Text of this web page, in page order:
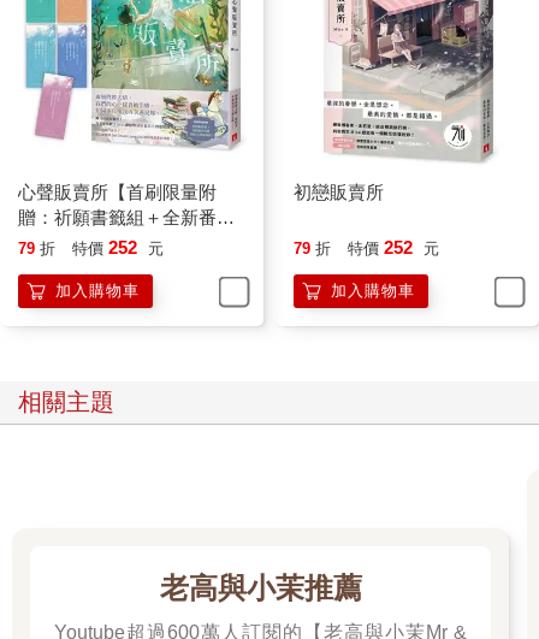
「是他嚇我才會這樣的！」我也不甘示弱。「而且你怎麼穿便
服？」
「啊？」哥哥露出怪表情。
「好啦好啦，快點吃早餐快出門去。」爸爸催促，我們兩個互吐
舌頭，就開始用餐。
然後我才想到一件事情，沒有一個人對我的頭髮有疑問。
在他們的記憶之中，長髮的我已不復存在，就連我不可能會選擇
這樣髮型的個性，對他們來說好像都消失了一樣。
於是在離開家裡以前，我特意翻了一下最近的照片，長髮的我也
「初戀販賣所果然不可思議。」我喃喃著。
我們學校注重學生們的操行更勝於學業，所以即便是三年級的應
考生，也鮮少在教室內自習念書，更多是會出來打球或是參與社
此刻校草正和他的同學們打球，而我和宋雯雯每天的行程之一，
心聲販賣所【首刷限量附
贈：祈願書籤組＋全新番外
特典〈關於心聲販賣所〉】
79 折 特價 252 元
加入購物車
初戀販賣所
79 折 特價 252 元
加入購物車
相關主題
老高與小茉推薦
Youtube超過600萬人訂閱的【老高與小茉Mr &